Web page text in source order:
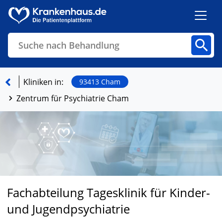
Suche nach Behandlung
Finden
Kliniken in: 93413 Cham
Zentrum für Psychiatrie Cham
Fachabteilung Tagesklinik für Kinder-
und Jugendpsychiatrie